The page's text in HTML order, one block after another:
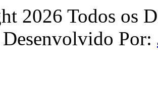
2026 Todos os
Desenvolvido Por: